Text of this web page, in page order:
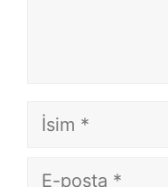
İsim
E-